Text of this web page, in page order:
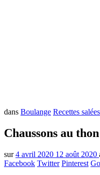
dans Boulange Recettes salées
Chaussons au thon
sur4 avril 2020 12 août 2020
Facebook Twitter Pinterest